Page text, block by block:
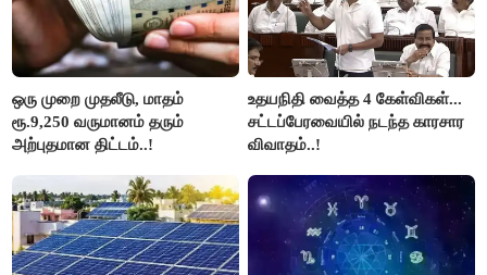
ஒரு முறை முதலீடு, மாதம்
ரூ.9,250 வருமானம் தரும்
அற்புதமான திட்டம்..!
உதயநிதி வைத்த 4 கேள்விகள்...
சட்டப்பேரவையில் நடந்த காரசார
விவாதம்..!